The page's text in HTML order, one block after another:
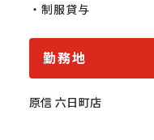
・制服貸与
勤務地
原信 六日町店